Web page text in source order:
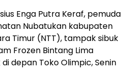
Enga Putra Keraf, pemuda
Nubatukan kabupaten
Timur (NTT), tampak sibuk
Frozen Bintang Lima
depan Toko Olimpic, Senin